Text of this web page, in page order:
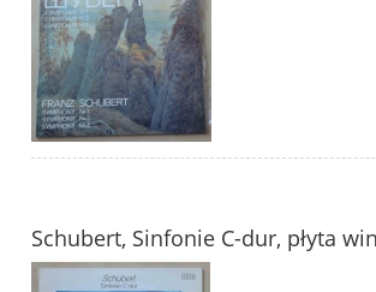
Schubert, Sinfonie C-dur, płyta